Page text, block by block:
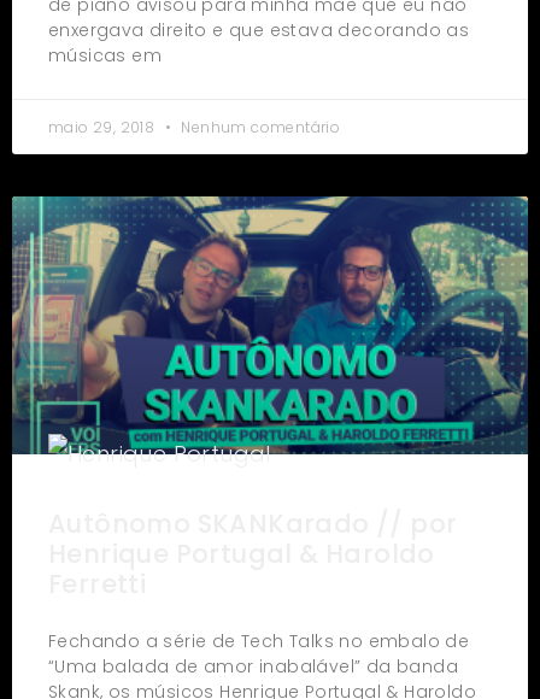
enxergava direito e que estava decorando as
músicas em
maio 29, 2018 Nenhum comentário
Fechando a série de Tech Talks no embalo de
“Uma balada de amor inabalável” da banda
Skank, os músicos Henrique Portugal & Haroldo